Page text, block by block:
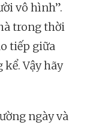
vô hình”.
trong thời
tiếp giữa
kể. Vậy hãy
ngày và